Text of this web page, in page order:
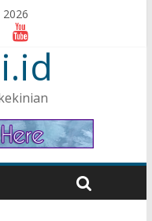
2026